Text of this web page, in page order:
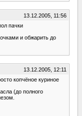
13.12.2005, 11:56
пачки
и обжарить до
13.12.2005, 12:11
копчёное куриное
(до полного